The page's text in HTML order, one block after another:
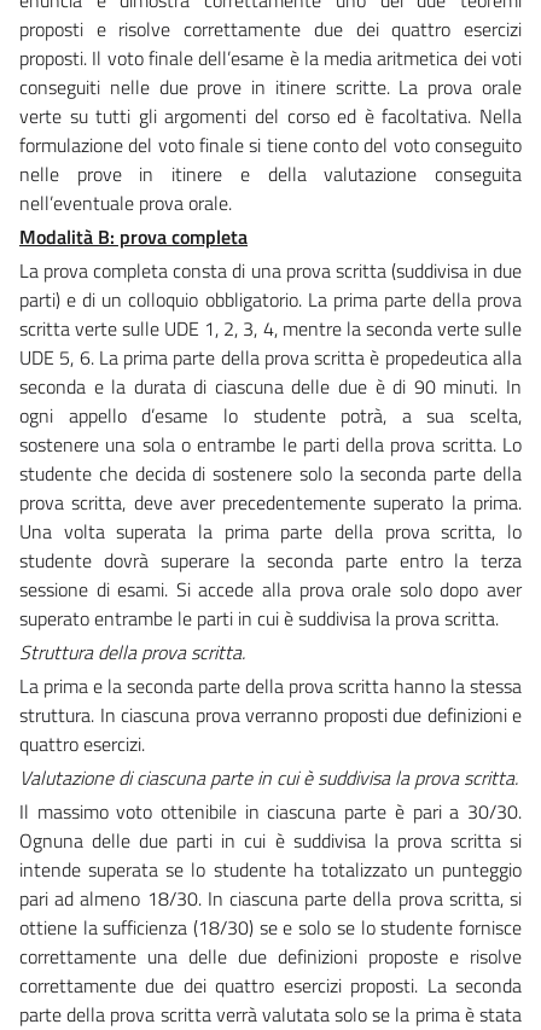
proposti e risolve correttamente due dei quattro esercizi
proposti. Il voto finale dell’esame è la media aritmetica dei voti
conseguiti nelle due prove in itinere scritte. La prova orale
verte su tutti gli argomenti del corso ed è facoltativa. Nella
formulazione del voto finale si tiene conto del voto conseguito
nelle prove in itinere e della valutazione conseguita
nell’eventuale prova orale.
Modalità B: prova completa
La prova completa consta di una prova scritta (suddivisa in due
parti) e di un colloquio obbligatorio. La prima parte della prova
scritta verte sulle UDE 1, 2, 3, 4, mentre la seconda verte sulle
UDE 5, 6. La prima parte della prova scritta è propedeutica alla
seconda e la durata di ciascuna delle due è di 90 minuti. In
ogni appello d’esame lo studente potrà, a sua scelta,
sostenere una sola o entrambe le parti della prova scritta. Lo
studente che decida di sostenere solo la seconda parte della
prova scritta, deve aver precedentemente superato la prima.
Una volta superata la prima parte della prova scritta, lo
studente dovrà superare la seconda parte entro la terza
sessione di esami. Si accede alla prova orale solo dopo aver
superato entrambe le parti in cui è suddivisa la prova scritta.
Struttura della prova scritta.
La prima e la seconda parte della prova scritta hanno la stessa
struttura. In ciascuna prova verranno proposti due definizioni e
quattro esercizi.
Valutazione di ciascuna parte in cui è suddivisa la prova scritta.
Il massimo voto ottenibile in ciascuna parte è pari a 30/30.
Ognuna delle due parti in cui è suddivisa la prova scritta si
intende superata se lo studente ha totalizzato un punteggio
pari ad almeno 18/30. In ciascuna parte della prova scritta, si
ottiene la sufficienza (18/30) se e solo se lo studente fornisce
correttamente una delle due definizioni proposte e risolve
correttamente due dei quattro esercizi proposti. La seconda
parte della prova scritta verrà valutata solo se la prima è stata